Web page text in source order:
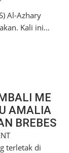
Al-Azhary
Kali ini…
ME
AMALIA
BREBES
terletak di